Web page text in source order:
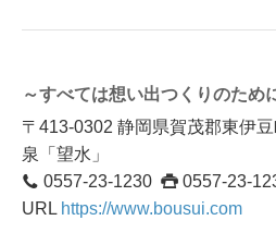
～すべては想い出つくりのため
〒413-0302 静岡県賀茂郡東伊
泉「望水」
0557-23-1230
0557-23-
URL https://www.bousui.com